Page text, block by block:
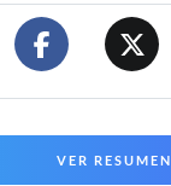
VER RESUMEN